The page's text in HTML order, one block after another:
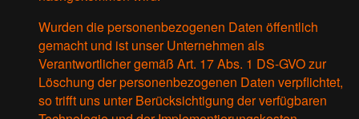
Wurden die personenbezogenen Daten öffentlich
gemacht und ist unser Unternehmen als
Verantwortlicher gemäß Art. 17 Abs. 1 DS-GVO zur
Löschung der personenbezogenen Daten verpflichtet,
so trifft uns unter Berücksichtigung der verfügbaren